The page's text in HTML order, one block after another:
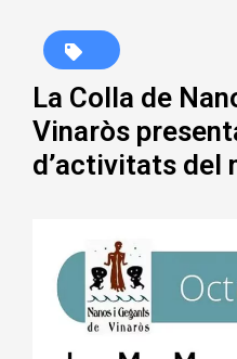
La Colla de
Vinaròs
d’activitats del